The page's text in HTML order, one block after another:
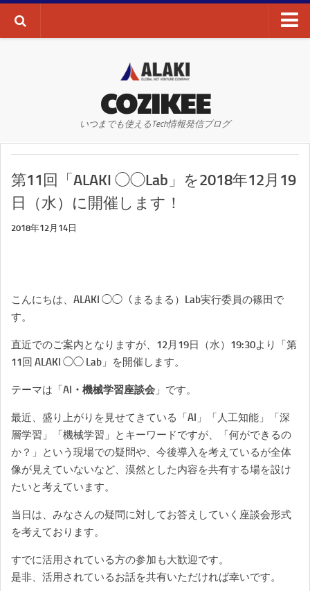
AI・ディープラーニング
WEBサイト
WEBマーケティング
SEO
SNS
COZIKEE
いつまでも使えるTech情報発信ブログ
第11回「ALAKI ◯◯Lab」を2018年12月19
日（水）に開催します！
2018年12月14日
こんにちは、ALAKI ◯◯（まるまる）Lab実行委員の篠田で
す。
直近でのご案内となりますが、12月19日（水）19:30より「第
11回 ALAKI ◯◯ Lab」を開催します。
テーマは「AI・機械学習座談会 」です。
最近、盛り上がりを見せてきている「AI」「人工知能」「深
層学習」「機械学習」とキーワードですが、「何ができるの
か？」という現場での疑問や、今後導入を考えているが全体
像が見えていないなど、漠然とした内容を共有する場を設け
たいと考えています。
当日は、みなさんの疑問に対してお答えしていく座談会形式
を考えております。
すでに活用されている方の参加も大歓迎です。
是非、活用されているお話を共有いただければ幸いです。